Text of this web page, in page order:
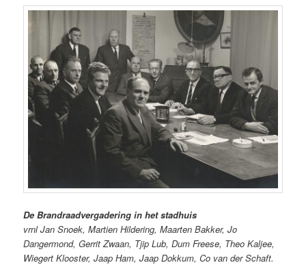
De Brandraadvergadering in het stadhuis
vrnl Jan Snoek, Martien Hildering, Maarten Bakker, Jo
Dangermond, Gerrit Zwaan, Tjip Lub, Dum Freese, Theo Kaljee,
Wiegert Klooster, Jaap Ham, Jaap Dokkum, Co van der Schaft.